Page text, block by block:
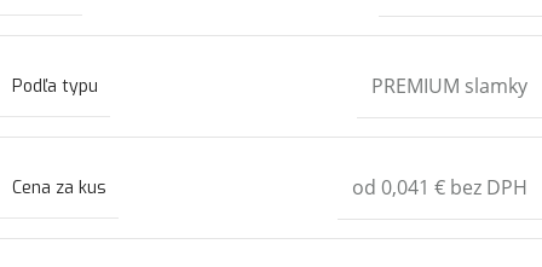
Podľa typu PREMIUM slamky
Cena za kus od ‭0,041 € bez DPH